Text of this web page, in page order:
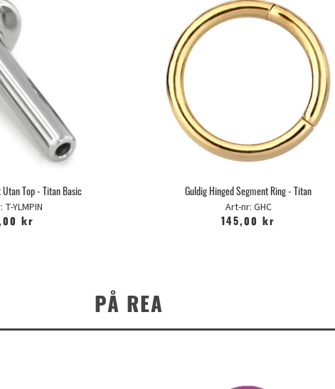
Top - Titan Basic
YLMPIN
kr
Guldig Hinged Segment Ring - Titan
Art-nr: GHC
145,00 kr
PÅ REA